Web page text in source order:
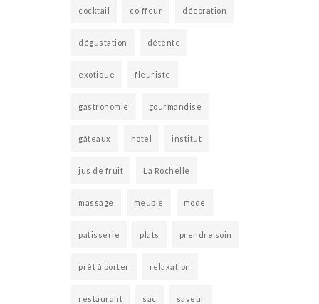
cocktail coiffeur décoration
dégustation détente
exotique fleuriste
gastronomie gourmandise
gâteaux hotel institut
jus de fruit La Rochelle
massage meuble mode
patisserie plats prendre soin
prêt à porter relaxation
restaurant sac saveur